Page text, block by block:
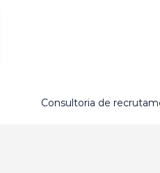
Consultoria de